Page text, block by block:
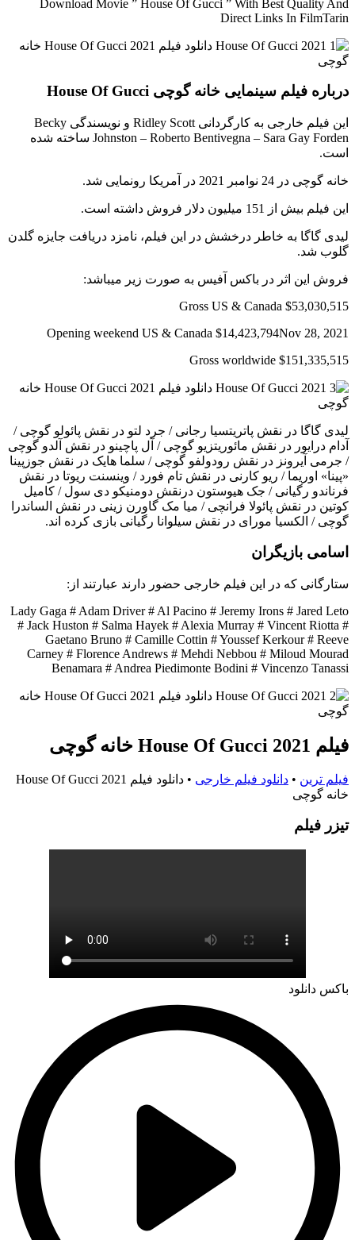
Download Movie ” House Of Gucci ” With Best Quality And
Direct Links In FilmTarin
درباره فیلم سینمایی خانه گوچی House Of Gucci
این فیلم خارجی به کارگردانی Ridley Scott و نویسندگی Becky
Johnston – Roberto Bentivegna – Sara Gay Forden ساخته شده
است.
خانه گوچی در 24 نوامبر 2021 در آمریکا رونمایی شد.
این فیلم بیش از 151 میلیون دلار فروش داشته است.
لیدی گاگا به خاطر درخشش در این فیلم، نامزد دریافت جایزه گلدن
گلوب شد.
فروش این اثر در باکس آفیس به صورت زیر میباشد:
Gross US & Canada $53,030,515
Opening weekend US & Canada $14,423,794Nov 28, 2021
Gross worldwide $151,335,515
لیدی گاگا در نقش پاتریتسیا رجانی / جرد لتو در نقش پائولو گوچی /
آدام درایور در نقش مائوریتزیو گوچی / آل پاچینو در نقش آلدو گوچی
/ جرمی آیرونز در نقش رودولفو گوچی / سلما هایک در نقش جوزپینا
«پینا» اوریما / ریو کارنی در نقش تام فورد / وینسنت ریوتا در نقش
فرناندو رگیانی / جک هیوستون درنقش دومنیکو دی سول / کامیل
کوتین در نقش پائولا فرانچی / میا مک گاورن زینی در نقش الساندرا
گوچی / الکسیا مورای در نقش سیلوانا رگیانی بازی کرده اند.
اسامی بازیگران
ستارگانی که در این فیلم خارجی حضور دارند عبارتند از:
Lady Gaga # Adam Driver # Al Pacino # Jeremy Irons # Jared Leto
# Jack Huston # Salma Hayek # Alexia Murray # Vincent Riotta #
Gaetano Bruno # Camille Cottin # Youssef Kerkour # Reeve
Carney # Florence Andrews # Mehdi Nebbou # Miloud Mourad
Benamara # Andrea Piedimonte Bodini # Vincenzo Tanassi
فیلم House Of Gucci 2021 خانه گوچی
فیلم ترین • دانلود فیلم خارجی •
دانلود فیلم House Of Gucci 2021
خانه گوچی
تيزر فيلم
باکس دانلود